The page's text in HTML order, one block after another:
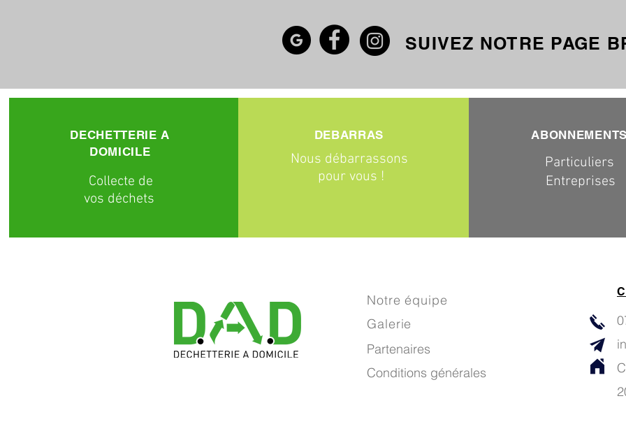
SUIVEZ NOTRE PAGE
Notre équipe
Galerie
Partenaires
Conditions générales
DECHETTERIE A
DOMICILE
Collecte de
vos déchets
DEBARRAS
Nous débarrassons
pour vous !
ABONNEMENTS
Particuliers
Entreprises